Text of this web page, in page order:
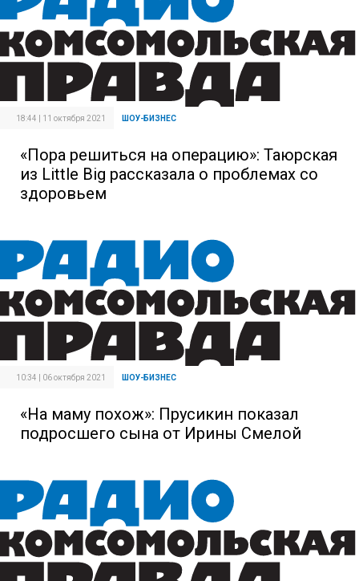
18:44 | 11 октября 2021 ШОУ-БИЗНЕС
«Пора решиться на операцию»: Таюрская
из Little Big рассказала о проблемах со
здоровьем
10:34 | 06 октября 2021 ШОУ-БИЗНЕС
«На маму похож»: Прусикин показал
подросшего сына от Ирины Смелой